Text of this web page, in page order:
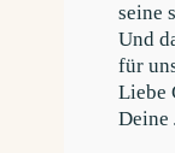
seine
Und
für
Liebe
Deine